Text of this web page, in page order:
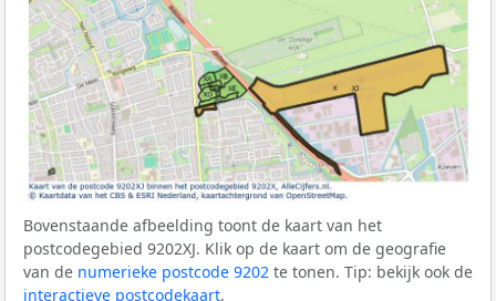
Bovenstaande afbeelding toont de kaart van het
postcodegebied 9202XJ. Klik op de kaart om de geografie
van de numerieke postcode 9202 te tonen. Tip: bekijk ook de
interactieve postcodekaart.